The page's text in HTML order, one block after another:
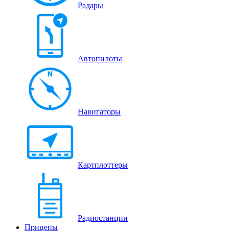
Радары
Автопилоты
Навигаторы
Картплоттеры
Радиостанции
Прицепы